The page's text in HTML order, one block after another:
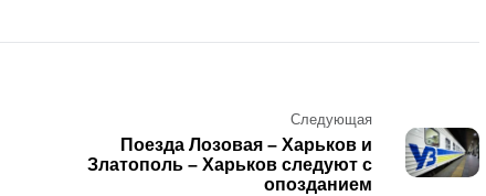
Следующая
Поезда Лозовая – Харьков и
Златополь – Харьков следуют с
опозданием